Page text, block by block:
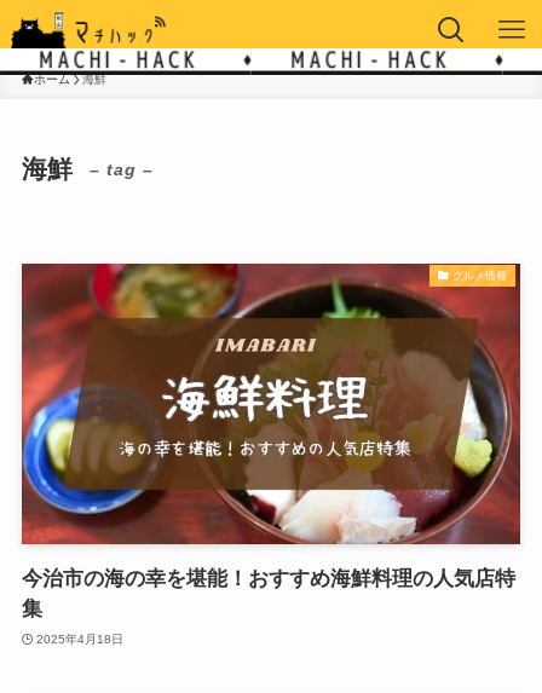
ホーム 海鮮
海鮮 – tag –
グルメ情報
今治市の海の幸を堪能！おすすめ海鮮料理の人気店特
集
2025年4月18日